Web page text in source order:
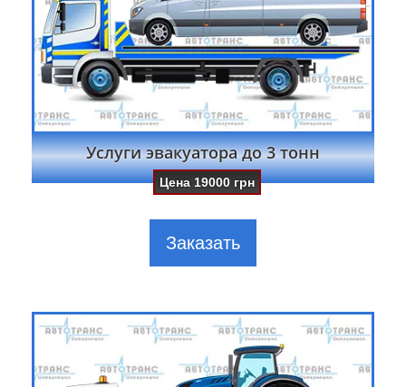
Услуги эвакуатора до 3 тонн
Цена19000 грн
Заказать